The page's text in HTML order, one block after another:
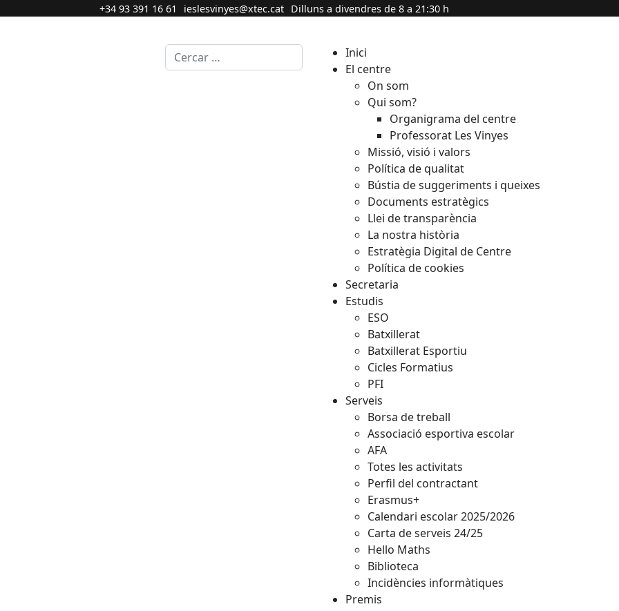
+34 93 391 16 61 ieslesvinyes@xtec.cat Dilluns a divendres de 8 a 21:30 h
Cercar...
Inici
El centre
On som
Qui som?
Organigrama del centre
Professorat Les Vinyes
Missió, visió i valors
Política de qualitat
Bústia de suggeriments i queixes
Documents estratègics
Llei de transparència
La nostra història
Estratègia Digital de Centre
Política de cookies
Secretaria
Estudis
ESO
Batxillerat
Batxillerat Esportiu
Cicles Formatius
PFI
Serveis
Borsa de treball
Associació esportiva escolar
AFA
Totes les activitats
Perfil del contractant
Erasmus+
Calendari escolar 2025/2026
Carta de serveis 24/25
Hello Maths
Biblioteca
Incidències informàtiques
Premis